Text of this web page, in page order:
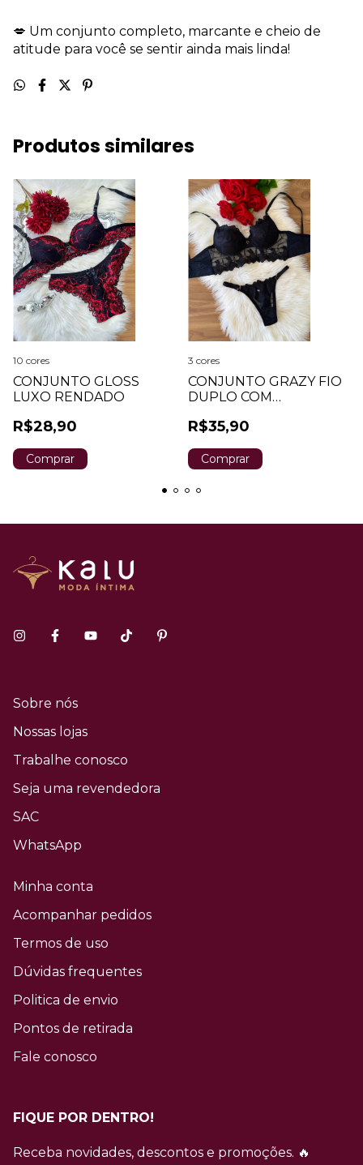
💋 Um conjunto completo, marcante e cheio de
atitude para você se sentir ainda mais linda!
Produtos similares
CONJUNTO GLOSS
LUXO RENDADO
R$28,90
10 cores
Comprar
CONJUNTO GRAZY FIO
DUPLO COM
R$35,90
3 cores
Comprar
Sobre nós
Nossas lojas
Trabalhe conosco
Seja uma revendedora
SAC
WhatsApp
Minha conta
Acompanhar pedidos
Termos de uso
Dúvidas frequentes
Politica de envio
Pontos de retirada
Fale conosco
FIQUE POR DENTRO!
Receba novidades, descontos e promoções. 🔥